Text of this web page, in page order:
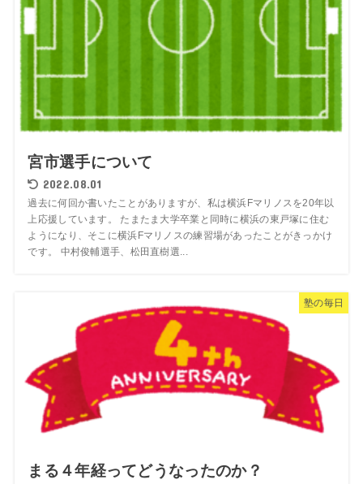
宮市選手について
2022.08.01
過去に何回か書いたことがありますが、私は横浜Fマリノスを20年以
上応援しています。 たまたま大学卒業と同時に横浜の東戸塚に住む
ようになり、そこに横浜Fマリノスの練習場があったことがきっかけ
です。 中村俊輔選手、松田直樹選...
塾の毎日
まる４年経ってどうなったのか？